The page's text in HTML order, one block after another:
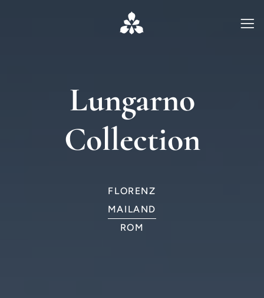
Lungarno
Collection
FLORENZ
MAILAND
ROM